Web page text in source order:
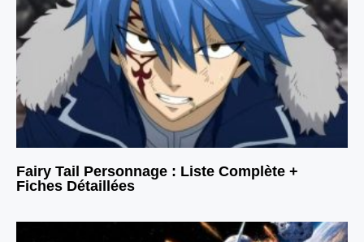
Fairy Tail Personnage : Liste Complète +
Fiches Détaillées